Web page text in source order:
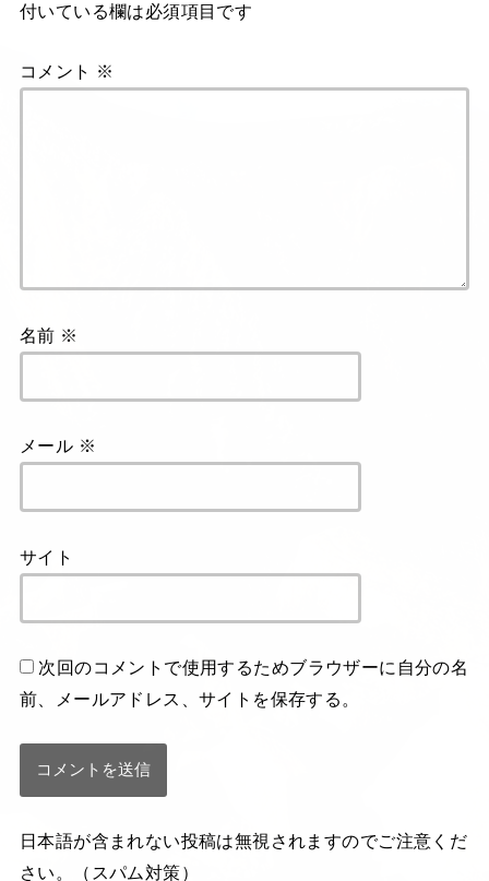
付いている欄は必須項目です
コメント ※
名前 ※
メール ※
サイト
次回のコメントで使用するためブラウザーに自分の名
前、メールアドレス、サイトを保存する。
日本語が含まれない投稿は無視されますのでご注意くだ
さい。（スパム対策）